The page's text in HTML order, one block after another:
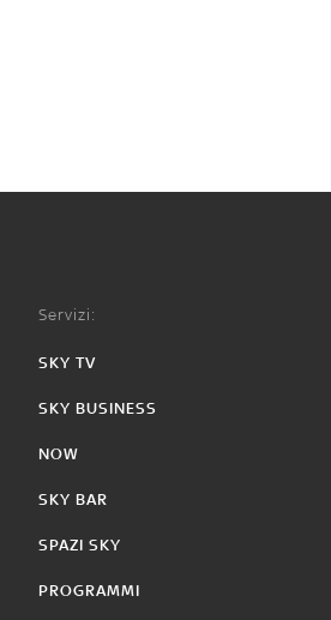
Servizi:
SKY TV
SKY BUSINESS
NOW
SKY BAR
SPAZI SKY
PROGRAMMI